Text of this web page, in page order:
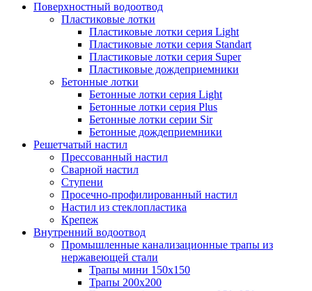
Поверхностный водоотвод
Пластиковые лотки
Пластиковые лотки серия Light
Пластиковые лотки серия Standart
Пластиковые лотки серия Super
Пластиковые дождеприемники
Бетонные лотки
Бетонные лотки серия Light
Бетонные лотки серия Plus
Бетонные лотки серии Sir
Бетонные дождеприемники
Решетчатый настил
Прессованный настил
Сварной настил
Ступени
Просечно-профилированный настил
Настил из стеклопластика
Крепеж
Внутренний водоотвод
Промышленные канализационные трапы из
нержавеющей стали
Трапы мини 150х150
Трапы 200х200